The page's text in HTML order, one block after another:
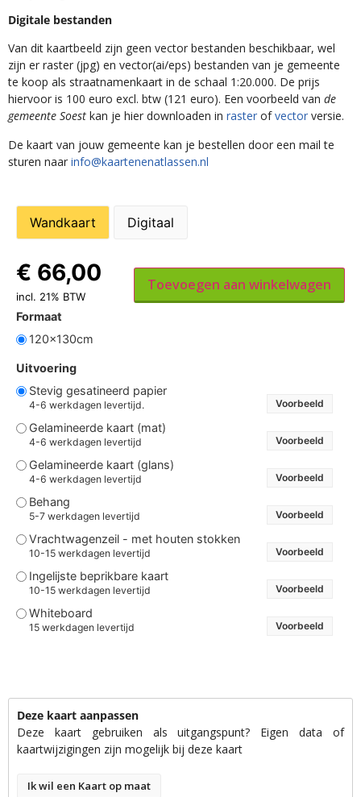
Digitale bestanden
Van dit kaartbeeld zijn geen vector bestanden beschikbaar, wel
zijn er raster (jpg) en vector(ai/eps) bestanden van je gemeente
te koop als straatnamenkaart in de schaal 1:20.000. De prijs
hiervoor is 100 euro excl. btw (121 euro). Een voorbeeld van de
gemeente Soest kan je hier downloaden in raster ofvector versie.
De kaart van jouw gemeente kan je bestellen door een mail te
sturen naar info@kaartenenatlassen.nl
Wandkaart Digitaal
Formaat
120x130cm
Uitvoering
Stevig gesatineerd papier
4-6 werkdagen levertijd. Voorbeeld
Gelamineerde kaart (mat)
4-6 werkdagen levertijd Voorbeeld
Gelamineerde kaart (glans)
4-6 werkdagen levertijd Voorbeeld
Behang
5-7 werkdagen levertijd Voorbeeld
Vrachtwagenzeil - met houten stokken
10-15 werkdagen levertijd Voorbeeld
Ingelijste beprikbare kaart
10-15 werkdagen levertijd Voorbeeld
Whiteboard
15 werkdagen levertijd Voorbeeld
€ 66,00
incl. 21% BTW
Toevoegen aan winkelwagen
Deze kaart aanpassen
Deze kaart gebruiken als uitgangspunt? Eigen data of
kaartwijzigingen zijn mogelijk bij deze kaart
Ik wil een Kaart op maat